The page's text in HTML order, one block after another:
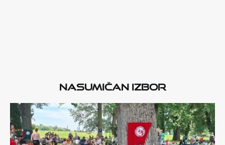
Nasumičan izbor